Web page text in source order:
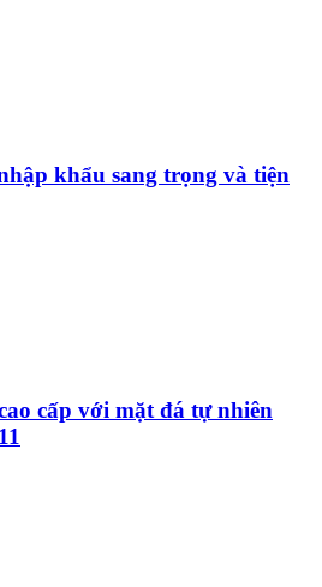
khẩu sang trọng và tiện
cấp với mặt đá tự nhiên